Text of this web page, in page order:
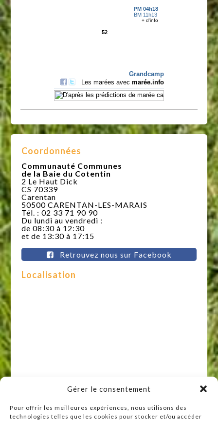
Gérer le consentement
Pour offrir les meilleures expériences, nous utilisons des
technologies telles que les cookies pour stocker et/ou accéder
Coordonnées
Communauté Communes
de la Baie du Cotentin
2 Le Haut Dick
CS 70339
Carentan
50500 CARENTAN-LES-MARAIS
Tél. : 02 33 71 90 90
Du lundi au vendredi :
de 08:30 à 12:30
et de 13:30 à 17:15
Retrouvez nous sur Facebook
Localisation